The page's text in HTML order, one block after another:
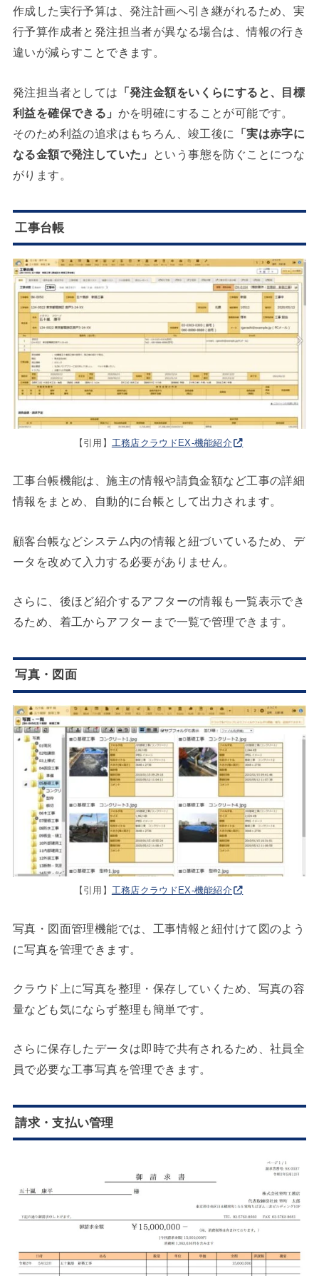
作成した実行予算は、発注計画へ引き継がれるため、実
行予算作成者と発注担当者が異なる場合は、情報の行き
違いが減らすことできます。
発注担当者としては 「発注金額をいくらにすると、目標
利益を確保できる」 かを明確にすることが可能です。
そのため利益の追求はもちろん、竣工後に
「実は赤字に
なる金額で発注していた」
という事態を防ぐことにつな
がります。
工事台帳
【引用】 工務店クラウドEX-機能紹介
工事台帳機能は、施主の情報や請負金額など工事の詳細
情報をまとめ、自動的に台帳として出力されます。
顧客台帳などシステム内の情報と紐づいているため、デ
ータを改めて入力する必要がありません。
さらに、後ほど紹介するアフターの情報も一覧表示でき
るため、着工からアフターまで一覧で管理できます。
写真・図面
【引用】 工務店クラウドEX-機能紹介
写真・図面管理機能では、工事情報と紐付けて図のよう
に写真を管理できます。
クラウド上に写真を整理・保存していくため、写真の容
量なども気にならず整理も簡単です。
さらに保存したデータは即時で共有されるため、社員全
員で必要な工事写真を管理できます。
請求・支払い管理